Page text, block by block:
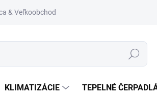
& Veľkoobchod
Hľadať
KLIMATIZÁCIE TEPELNÉ